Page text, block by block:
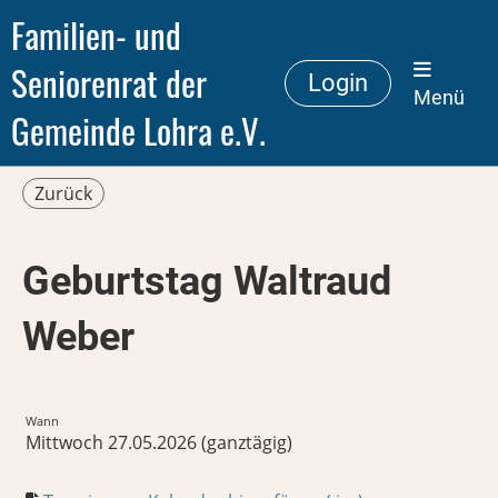
Familien- und
Seniorenrat der
Gemeinde Lohra e.V.
Login
Menü
Zurück
Geburtstag Waltraud
Weber
Wann
Mittwoch 27.05.2026 (ganztägig)